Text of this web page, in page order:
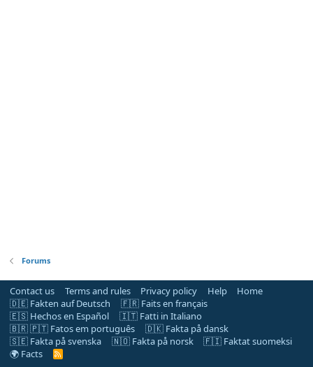
Forums
Contact us Terms and rules Privacy policy Help
Home
🇩🇪 Fakten auf Deutsch
🇫🇷 Faits en français
🇪🇸 Hechos en Español
🇮🇹 Fatti in Italiano
🇧🇷 🇵🇹 Fatos em português
🇩🇰 Fakta på dansk
🇸🇪 Fakta på svenska
🇳🇴 Fakta på norsk
🇫🇮 Faktat suomeksi
🌍 Facts
R